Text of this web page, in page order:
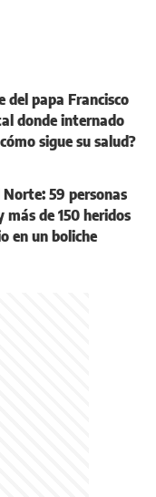
del papa Francisco
donde internado
sigue su salud?
59 personas
de 150 heridos
en un boliche